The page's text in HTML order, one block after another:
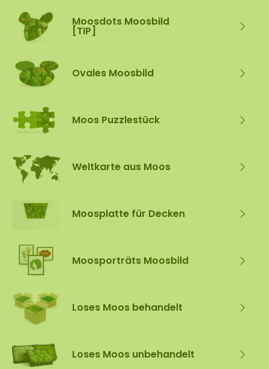
Moosdots Moosbild
[TIP]
Ovales Moosbild
Moos Puzzlestück
Weltkarte aus Moos
Moosplatte für Decken
Moosporträts Moosbild
Loses Moos behandelt
Loses Moos unbehandelt